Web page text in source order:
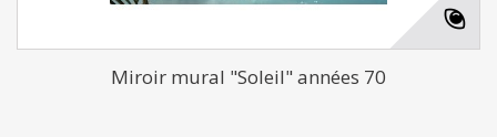
Miroir mural "Soleil" années 70